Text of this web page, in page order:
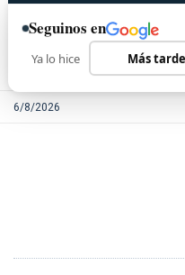
6/8/2026
Seguinos en
Ya lo hice Más tarde